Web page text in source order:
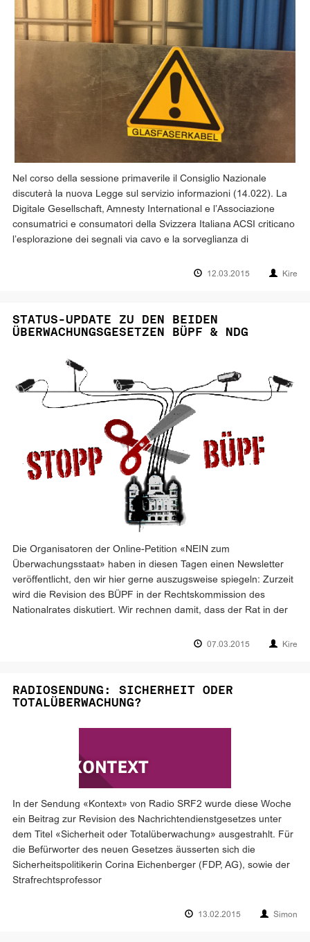
Nel corso della sessione primaverile il Consiglio Nazionale
discuterà la nuova Legge sul servizio informazioni (14.022). La
Digitale Gesellschaft, Amnesty International e l’Associazione
consumatrici e consumatori della Svizzera Italiana ACSI criticano
l’esplorazione dei segnali via cavo e la sorveglianza di
12.03.2015 Kire
STATUS-UPDATE ZU DEN BEIDEN
ÜBERWACHUNGSGESETZEN BÜPF & NDG
Die Organisatoren der Online-Petition «NEIN zum
Überwachungsstaat» haben in diesen Tagen einen Newsletter
veröffentlicht, den wir hier gerne auszugsweise spiegeln: Zurzeit
wird die Revision des BÜPF in der Rechtskommission des
Nationalrates diskutiert. Wir rechnen damit, dass der Rat in der
07.03.2015 Kire
RADIOSENDUNG: SICHERHEIT ODER
TOTALÜBERWACHUNG?
In der Sendung «Kontext» von Radio SRF2 wurde diese Woche
ein Beitrag zur Revision des Nachrichtendienstgesetzes unter
dem Titel «Sicherheit oder Totalüberwachung» ausgestrahlt. Für
die Befürworter des neuen Gesetzes äusserten sich die
Sicherheitspolitikerin Corina Eichenberger (FDP, AG), sowie der
Strafrechtsprofessor
13.02.2015 Simon